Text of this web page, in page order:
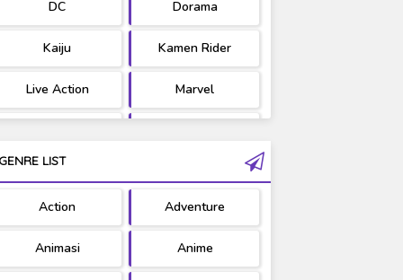
DC Dorama
Kaiju Kamen Rider
Live Action Marvel
Ultraman West Series
GENRE LIST
Action Adventure
Animasi Anime